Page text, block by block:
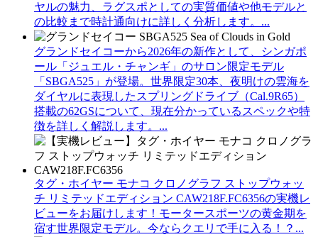
ヤルの魅力、ラグスポとしての実質価値や他モデルと
の比較まで時計通向けに詳しく分析します。...
グランドセイコーから2026年の新作として、シンガポ
ール「ジュエル・チャンギ」のサロン限定モデル
「SBGA525」が登場。世界限定30本、夜明けの雲海を
ダイヤルに表現したスプリングドライブ（Cal.9R65）
搭載の62GSについて、現在分かっているスペックや特
徴を詳しく解説します。...
タグ・ホイヤー モナコ クロノグラフ ストップウォッ
チ リミテッドエディション CAW218F.FC6356の実機レ
ビューをお届けします！モータースポーツの黄金期を
宿す世界限定モデル。今ならクエリで手に入る！？...